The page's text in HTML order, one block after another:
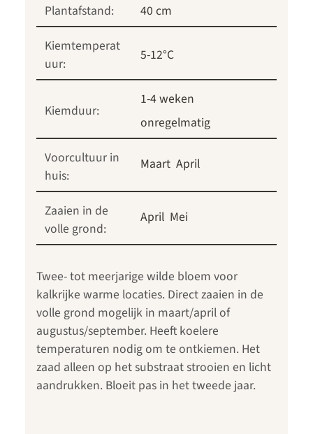
Plantafstand:
40 cm
Kiemtemperat
uur:
5-12°C
Kiemduur:
1-4 weken
onregelmatig
Voorcultuur in
huis:
Maart April
Zaaien in de
volle grond:
April Mei
Twee- tot meerjarige wilde bloem voor
kalkrijke warme locaties. Direct zaaien in de
volle grond mogelijk in maart/april of
augustus/september. Heeft koelere
temperaturen nodig om te ontkiemen. Het
zaad alleen op het substraat strooien en licht
aandrukken. Bloeit pas in het tweede jaar.